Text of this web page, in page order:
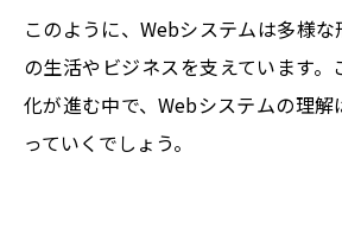
このように、Webシステムは多様
の生活やビジネスを支えています
化が進む中で、Webシステムの理
っていくでしょう。